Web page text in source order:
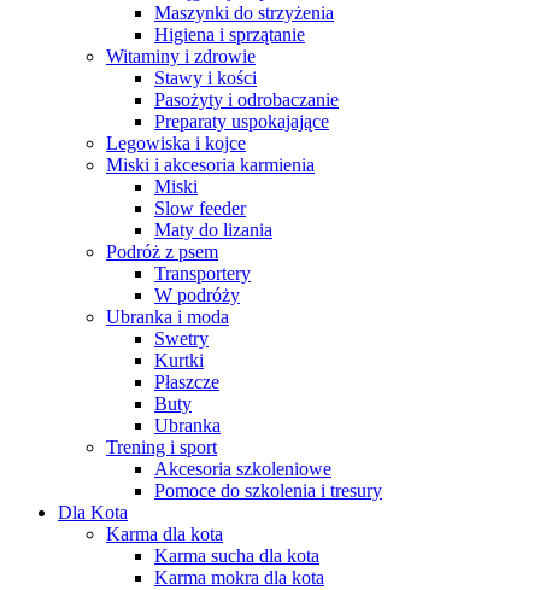
Maszynki do strzyżenia
Higiena i sprzątanie
Witaminy i zdrowie
Stawy i kości
Pasożyty i odrobaczanie
Preparaty uspokajające
Legowiska i kojce
Miski i akcesoria karmienia
Miski
Slow feeder
Maty do lizania
Podróż z psem
Transportery
W podróży
Ubranka i moda
Swetry
Kurtki
Płaszcze
Buty
Ubranka
Trening i sport
Akcesoria szkoleniowe
Pomoce do szkolenia i tresury
Dla Kota
Karma dla kota
Karma sucha dla kota
Karma mokra dla kota